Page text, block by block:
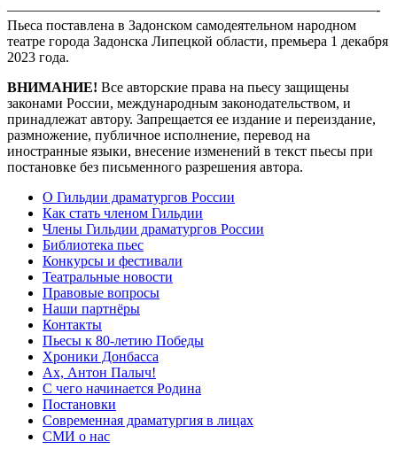
——————————————————————————-
Пьеса поставлена в Задонском самодеятельном народном
театре города Задонска Липецкой области, премьера 1 декабря
2023 года.
ВНИМАНИЕ! Все авторские права на пьесу защищены
законами России, международным законодательством, и
принадлежат автору. Запрещается ее издание и переиздание,
размножение, публичное исполнение, перевод на
иностранные языки, внесение изменений в текст пьесы при
постановке без письменного разрешения автора.
О Гильдии драматургов России
Как стать членом Гильдии
Члены Гильдии драматургов России
Библиотека пьес
Конкурсы и фестивали
Театральные новости
Правовые вопросы
Наши партнёры
Контакты
Пьесы к 80-летию Победы
Хроники Донбасса
Ах, Антон Палыч!
С чего начинается Родина
Постановки
Современная драматургия в лицах
СМИ о нас